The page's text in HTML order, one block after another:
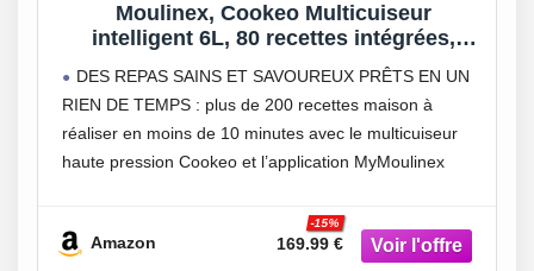
Moulinex, Cookeo Multicuiseur
intelligent 6L, 80 recettes intégrées,
Cuisson sans surveillance, Ecran intuitif,
Guide de cuisson, Application
MyMoulinex, 1600W, Blanc, 15 ans
réparabilité CE854110
DES REPAS SAINS ET SAVOUREUX PRÊTS EN UN
RIEN DE TEMPS : plus de 200 recettes maison à
réaliser en moins de 10 minutes avec le multicuiseur
haute pression Cookeo et l’application MyMoulinex
Amazon
169.99 €
-15%